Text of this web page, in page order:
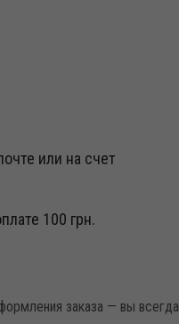
или на счет
100 грн.
заказа — вы всегда